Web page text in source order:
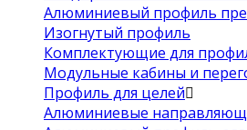
Алюминиевый профиль
Изогнутый профиль
Комплектующие для
Модульные кабины и
Профиль для целей
Алюминиевые